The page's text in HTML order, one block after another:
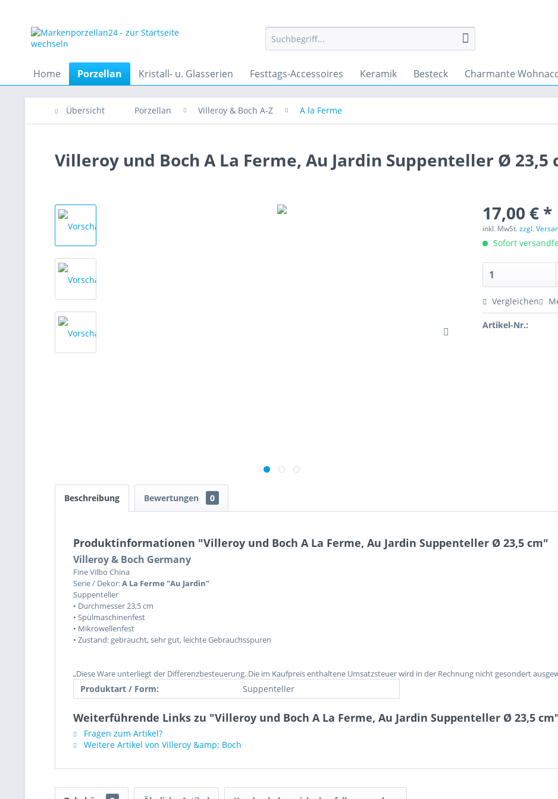
Home Porzellan Kristall- u. Glasserien Festtags-Accessoires Keramik Besteck Charmante
Übersicht Porzellan Villeroy & Boch A-Z A la Ferme
Villeroy und Boch A La Ferme, Au Jardin Suppenteller Ø 23,5
17,00 € *
inkl. MwSt.zzgl.
Sofort
Vergleichen
Artikel-Nr.:
Beschreibung Bewertungen 0
Produktinformationen "Villeroy und Boch A La Ferme, Au Jardin Suppenteller Ø 23,5 cm"
Villeroy & Boch Germany
Fine Vilbo China
Serie / Dekor:A La Ferme "Au Jardin"
Suppenteller
• Durchmesser 23,5 cm
• Spülmaschinenfest
• Mikrowellenfest
• Zustand: gebraucht, sehr gut, leichte Gebrauchsspuren
„Diese Ware unterliegt der Differenzbesteuerung. Die im Kaufpreis enthaltene Umsatzsteuer wird in der Rechnung nicht gesondert
Produktart / Form: Suppenteller
Weiterführende Links zu "Villeroy und Boch A La Ferme, Au Jardin Suppenteller Ø 23,5
Fragen zum Artikel?
Weitere Artikel von Villeroy &amp; Boch